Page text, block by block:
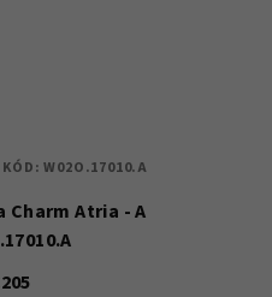
Charm Atria - A
KÓD:W02O.17010.A